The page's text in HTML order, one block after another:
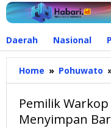
Lewati
ke
Daerah Nasional
Home » Pohuwato
Pemilik
Menyimpan